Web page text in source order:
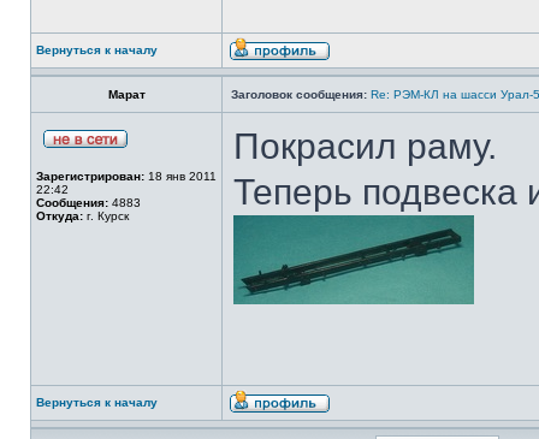
Вернуться к началу
Марат Заголовок сообщения: Re: РЭМ-КЛ на шасси Урал-
Зарегистрирован: 18 янв 2011
22:42
Сообщения: 4883
Откуда: г. Курск
Покрасил раму.
Теперь подвеска
Вернуться к началу